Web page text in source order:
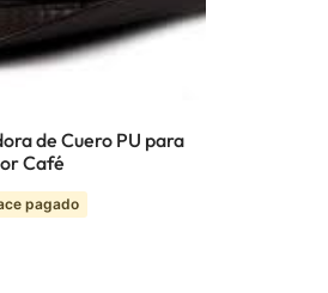
de Cuero PU para
Café
pagado